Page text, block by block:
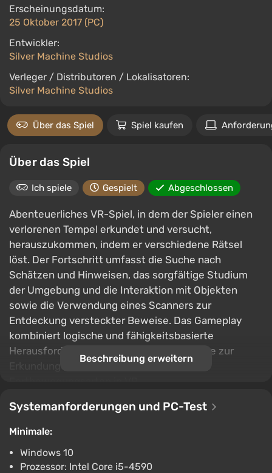
Erscheinungsdatum:
25 Oktober 2017 (PC)
Entwickler:
Silver Machine Studios
Verleger / Distributoren / Lokalisatoren:
Silver Machine Studios
Über das Spiel Spiel kaufen
Über das Spiel
Ich spiele Gespielt Abgeschlossen
Abenteuerliches VR-Spiel, in dem der Spieler einen
verlorenen Tempel erkundet und versucht,
herauszukommen, indem er verschiedene Rätsel
löst. Der Fortschritt umfasst die Suche nach
Schätzen und Hinweisen, das sorgfältige Studium
der Umgebung und die Interaktion mit Objekten
sowie die Verwendung eines Scanners zur
Entdeckung versteckter Beweise. Das Gameplay
kombiniert logische und fähigkeitsbasierte
Herausforderungen, bietet mehrere Räume zur
Erkundung und unterstützt verschiedene
Beschreibung erweitern
Systemanforderungen und PC-Test
Minimale:
Windows 10
Prozessor: Intel Core i5-4590